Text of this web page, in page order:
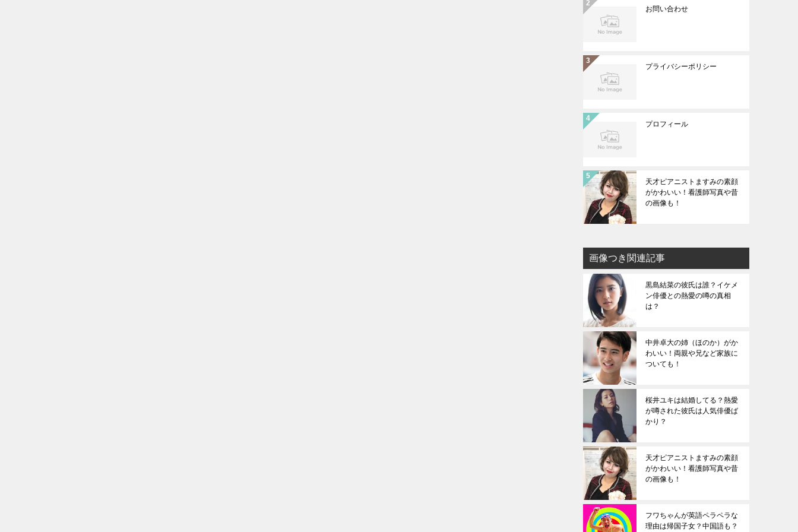
お問い合わせ
プライバシーポリシー
プロフィール
天才ピアニストますみの素顔
がかわいい！看護師写真や昔
の画像も！
画像つき関連記事
黒島結菜の彼氏は誰？イケメ
ン俳優との熱愛の噂の真相
は？
中井卓大の姉（ほのか）がか
わいい！両親や兄など家族に
ついても！
桜井ユキは結婚してる？熱愛
が噂された彼氏は人気俳優ば
かり？
天才ピアニストますみの素顔
がかわいい！看護師写真や昔
の画像も！
フワちゃんが英語ペラペラな
理由は帰国子女？中国語も？